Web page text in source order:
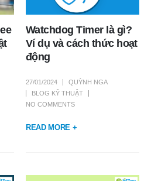
Watchdog Timer là gì?
Ví dụ và cách thức hoạt
động
27/01/2024
QUỲNH NGA
BLOG KỸ THUẬT
NO COMMENTS
READ MORE +